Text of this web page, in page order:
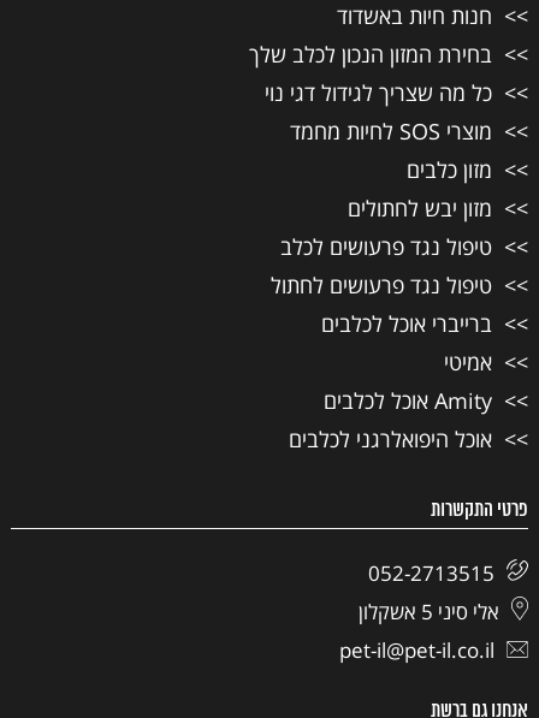
חנות חיות באשדוד
בחירת המזון הנכון לכלב שלך
כל מה שצריך לגידול דגי נוי
מוצרי SOS לחיות מחמד
מזון כלבים
מזון יבש לחתולים
טיפול נגד פרעושים לכלב
טיפול נגד פרעושים לחתול
ברייברי אוכל לכלבים
אמיטי
Amity אוכל לכלבים
אוכל היפואלרגני לכלבים
פרטי התקשרות
052-2713515
אלי סיני 5 אשקלון
pet-il@pet-il.co.il
אנחנו גם ברשת